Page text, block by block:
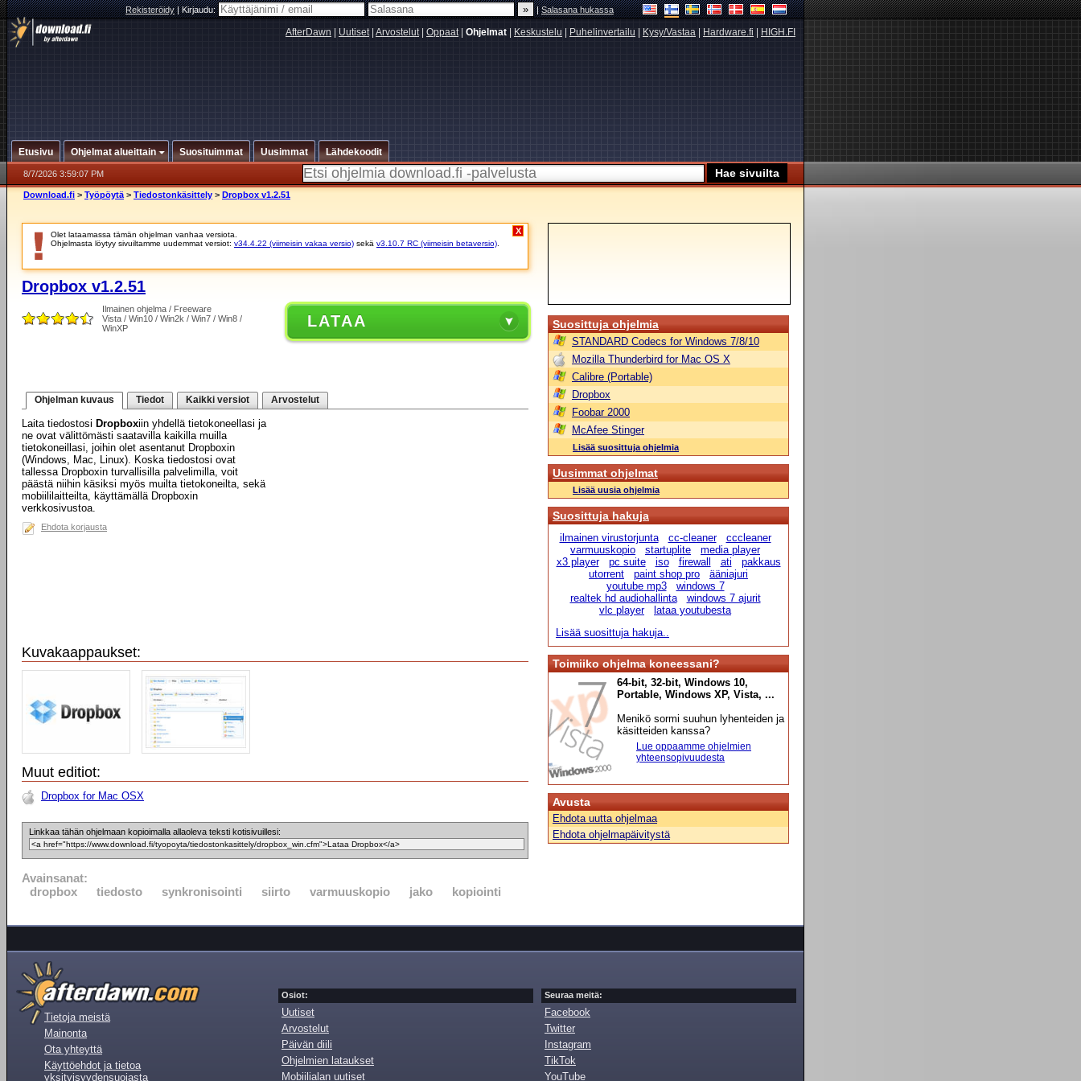
Rekisteröidy|Kirjaudu: |Salasana hukassa
AfterDawn Uutiset| Arvostelut| Oppaat| Ohjelmat Keskustelu Puhelinvertailu Kysy/Vastaa Hardware.fi HIGH.FI
Etusivu Ohjelmat alueittain Suosituimmat Uusimmat Lähdekoodit
8/7/2026 3:59:07 PM
Download.fi > Työpöytä > Tiedostonkäsittely > Dropbox v1.2.51
Olet lataamassa tämän ohjelman vanhaa versiota.
Ohjelmasta löytyy sivuiltamme uudemmat versiot: v34.4.22 (viimeisin vakaa versio) sekä v3.10.7 RC (viimeisin betaversio)
X
Dropbox v1.2.51
Ilmainen ohjelma / Freeware
Vista / Win10 / Win2k / Win7 / Win8 /
WinXP
LATAA
Ohjelman kuvaus Tiedot Kaikki versiot Arvostelut
Laita tiedostosi Dropboxiin yhdellä tietokoneellasi ja
ne ovat välittömästi saatavilla kaikilla muilla
tietokoneillasi, joihin olet asentanut Dropboxin
(Windows, Mac, Linux). Koska tiedostosi ovat
tallessa Dropboxin turvallisilla palvelimilla, voit
päästä niihin käsiksi myös muilta tietokoneilta, sekä
mobiililaitteilta, käyttämällä Dropboxin
verkkosivustoa.
Ehdota korjausta
Kuvakaappaukset:
Muut editiot:
Dropbox for Mac OSX
Linkkaa tähän ohjelmaan kopioimalla allaoleva teksti kotisivuillesi:
Avainsanat:
dropbox
tiedosto synkronisointi siirto varmuuskopio jako kopiointi
Suosittuja ohjelmia
STANDARD Codecs for Windows 7/8/10
Mozilla Thunderbird for Mac OS X
Calibre (Portable)
Dropbox
Foobar 2000
McAfee Stinger
Lisää suosittuja ohjelmia
Uusimmat ohjelmat
Lisää uusia ohjelmia
Suosittuja hakuja
ilmainen virustorjunta cc-cleaner
cccleaner
varmuuskopio
startuplite
media player
x3 player
pc suite iso firewall ati
pakkaus
utorrent
paint shop pro
ääniajuri
youtube mp3
windows 7
realtek hd audiohallinta
windows 7 ajurit
vlc player
lataa youtubesta
Lisää suosittuja hakuja..
Toimiiko ohjelma koneessani?
64-bit, 32-bit, Windows 10,
Portable, Windows XP, Vista, ...
Menikö sormi suuhun lyhenteiden ja
käsitteiden kanssa?
Lue oppaamme ohjelmien
yhteensopivuudesta
Avusta
Ehdota uutta ohjelmaa
Ehdota ohjelmapäivitystä
Tietoja meistä
Mainonta
Ota yhteyttä
Käyttöehdot ja tietoa
yksityisyydensuojasta
Osiot:
Uutiset
Arvostelut
Päivän diili
Ohjelmien lataukset
Mobiilialan uutiset
Seuraa meitä:
Facebook
Twitter
Instagram
TikTok
YouTube